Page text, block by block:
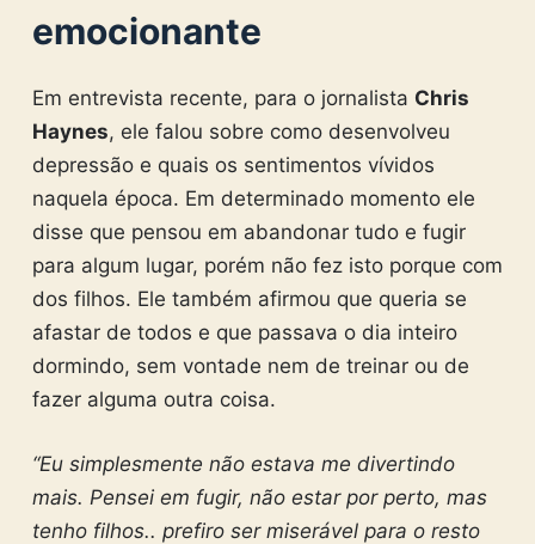
emocionante
Em entrevista recente, para o jornalista Chris
Haynes, ele falou sobre como desenvolveu
depressão e quais os sentimentos vívidos
naquela época. Em determinado momento ele
disse que pensou em abandonar tudo e fugir
para algum lugar, porém não fez isto porque com
dos filhos. Ele também afirmou que queria se
afastar de todos e que passava o dia inteiro
dormindo, sem vontade nem de treinar ou de
fazer alguma outra coisa.
“Eu simplesmente não estava me divertindo
mais. Pensei em fugir, não estar por perto, mas
tenho filhos.. prefiro ser miserável para o resto